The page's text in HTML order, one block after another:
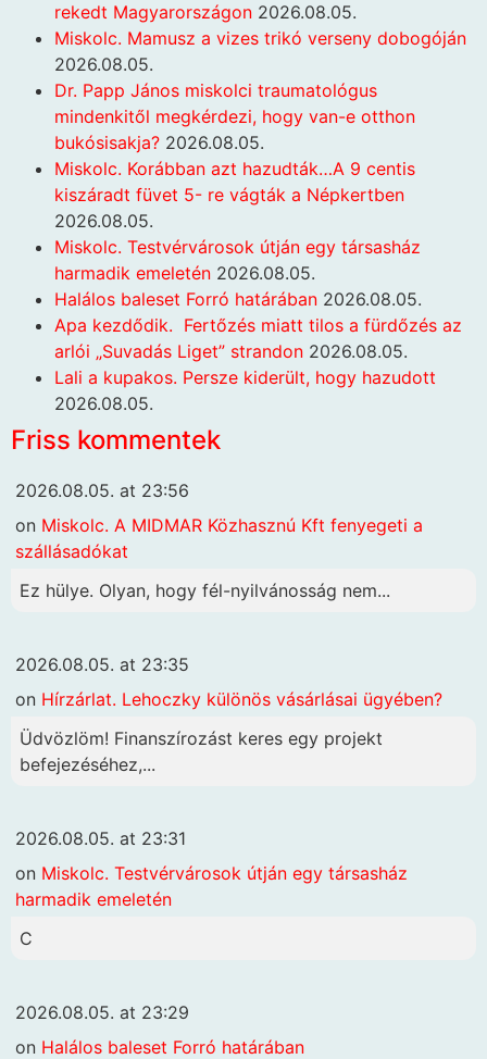
rekedt Magyarországon 2026.08.05.
Miskolc. Mamusz a vizes trikó verseny dobogóján
2026.08.05.
Dr. Papp János miskolci traumatológus
mindenkitől megkérdezi, hogy van-e otthon
bukósisakja? 2026.08.05.
Miskolc. Korábban azt hazudták…A 9 centis
kiszáradt füvet 5- re vágták a Népkertben
2026.08.05.
Miskolc. Testvérvárosok útján egy társasház
harmadik emeletén 2026.08.05.
Halálos baleset Forró határában 2026.08.05.
Apa kezdődik. Fertőzés miatt tilos a fürdőzés az
arlói „Suvadás Liget” strandon 2026.08.05.
Lali a kupakos. Persze kiderült, hogy hazudott
2026.08.05.
Friss kommentek
2026.08.05. at 23:56
on Miskolc. A MIDMAR Közhasznú Kft fenyegeti a
szállásadókat
Ez hülye. Olyan, hogy fél-nyilvánosság nem...
2026.08.05. at 23:35
on Hírzárlat. Lehoczky különös vásárlásai ügyében?
Üdvözlöm! Finanszírozást keres egy projekt
befejezéséhez,...
2026.08.05. at 23:31
on Miskolc. Testvérvárosok útján egy társasház
harmadik emeletén
C
2026.08.05. at 23:29
on Halálos baleset Forró határában